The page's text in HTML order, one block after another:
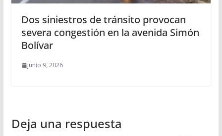
Dos siniestros de tránsito provocan
severa congestión en la avenida Simón
Bolívar
junio 9, 2026
Deja una respuesta